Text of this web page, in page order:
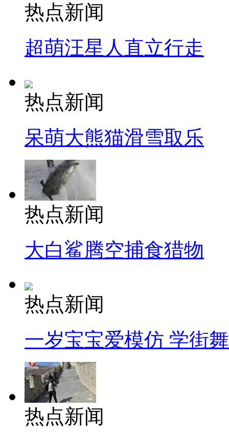
热点新闻
超萌汪星人直立行走
热点新闻
呆萌大熊猫滑雪取乐
热点新闻
大白鲨腾空捕食猎物
热点新闻
一岁宝宝爱模仿 学街
热点新闻